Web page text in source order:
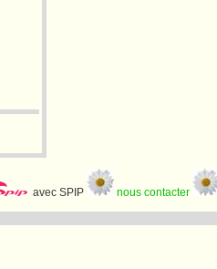
avec SPIP nous contacter